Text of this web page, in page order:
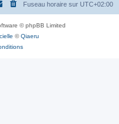
Fuseau horaire sur UTC+02:00
© phpBB Limited
©Qiaeru